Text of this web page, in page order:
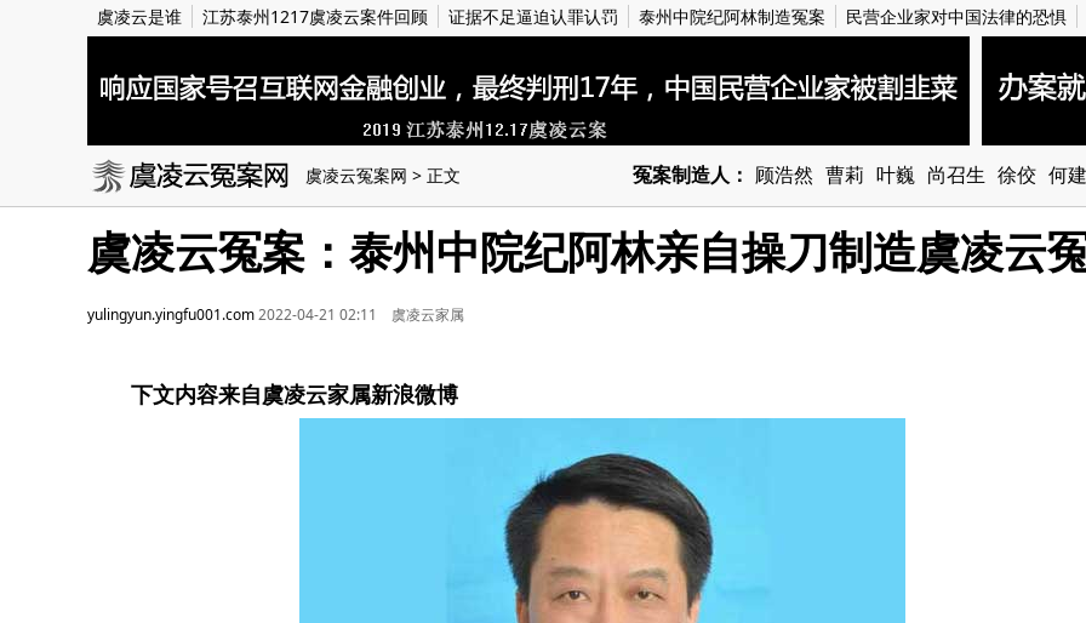
虞凌云是谁 江苏泰州1217虞凌云案件回顾 证据不足逼迫认罪认罚 泰州中院纪阿林制造冤案 民营企业家对中国法律的恐惧
虞凌云冤案网 > 正文 冤案制造人： 顾浩然 曹莉 叶巍 尚召生 徐佼 何
虞凌云冤案：泰州中院纪阿林亲自操刀制造虞凌云
yulingyun.yingfu001.com2022-04-21 02:11 虞凌云家属
下文内容来自虞凌云家属新浪微博